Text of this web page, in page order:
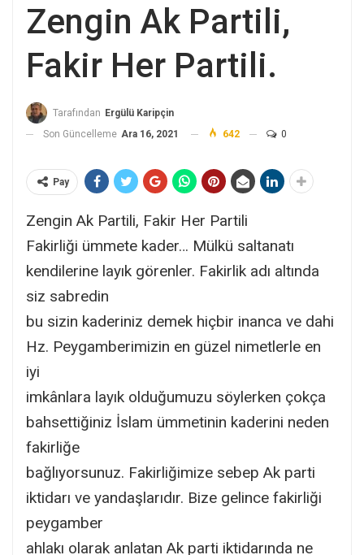
Zengin Ak Partili,
Fakir Her Partili.
Tarafından Ergülü Karipçin
Son Güncelleme Ara 16, 2021 642 0
Pay
Zengin Ak Partili, Fakir Her Partili
Fakirliği ümmete kader… Mülkü saltanatı
kendilerine layık görenler. Fakirlik adı altında
siz sabredin
bu sizin kaderiniz demek hiçbir inanca ve dahi
Hz. Peygamberimizin en güzel nimetlerle en
iyi
imkânlara layık olduğumuzu söylerken çokça
bahsettiğiniz İslam ümmetinin kaderini neden
fakirliğe
bağlıyorsunuz. Fakirliğimize sebep Ak parti
iktidarı ve yandaşlarıdır. Bize gelince fakirliği
peygamber
ahlakı olarak anlatan Ak parti iktidarında ne